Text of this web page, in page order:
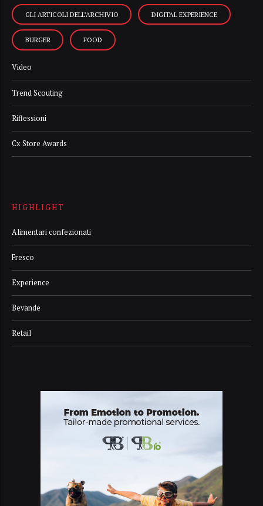
GLI ARTICOLI DELL’ARCHIVIO DIGITAL EXPERIENCE
BURGER FOOD
Video
Trend Scouting
Riflessioni
Cx Store Awards
HIGHLIGHT
Alimentari confezionati
Fresco
Experience
Bevande
Retail